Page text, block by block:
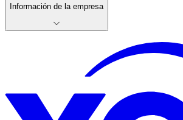
Información de la empresa